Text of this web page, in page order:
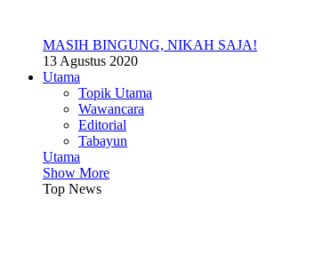
MASIH BINGUNG, NIKAH SAJA!
13 Agustus 2020
Utama
Topik Utama
Wawancara
Editorial
Tabayun
Utama
Show More
Top News